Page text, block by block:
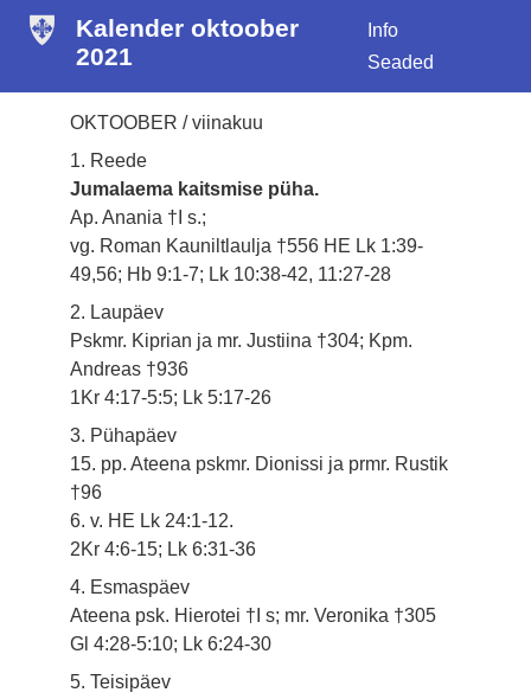
Kalender oktoober
2021
Info
Seaded
OKTOOBER / viinakuu
1. Reede
Jumalaema kaitsmise püha.
Ap. Anania †I s.;
vg. Roman Kauniltlaulja †556 HE Lk 1:39-
49,56; Hb 9:1-7; Lk 10:38-42, 11:27-28
2. Laupäev
Pskmr. Kiprian ja mr. Justiina †304; Kpm.
Andreas †936
1Kr 4:17-5:5; Lk 5:17-26
3. Pühapäev
15. pp. Ateena pskmr. Dionissi ja prmr. Rustik
†96
6. v. HE Lk 24:1-12.
2Kr 4:6-15; Lk 6:31-36
4. Esmaspäev
Ateena psk. Hierotei †I s; mr. Veronika †305
Gl 4:28-5:10; Lk 6:24-30
5. Teisipäev